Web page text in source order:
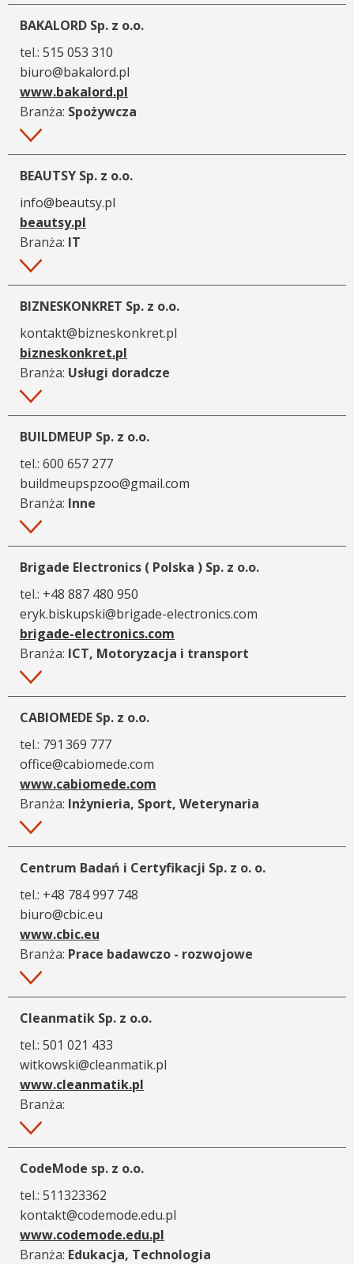
BAKALORD Sp. z o.o.
tel.: 515 053 310
biuro@bakalord.pl
www.bakalord.pl
Branża: Spożywcza
Więcej
BEAUTSY Sp. z o.o.
info@beautsy.pl
beautsy.pl
Branża: IT
Więcej
BIZNESKONKRET Sp. z o.o.
kontakt@bizneskonkret.pl
bizneskonkret.pl
Branża: Usługi doradcze
Więcej
BUILDMEUP Sp. z o.o.
tel.: 600 657 277
buildmeupspzoo@gmail.com
Branża: Inne
Więcej
Brigade Electronics ( Polska ) Sp. z o.o.
tel.: +48 887 480 950
eryk.biskupski@brigade-electronics.com
brigade-electronics.com
Branża: ICT, Motoryzacja i transport
Więcej
CABIOMEDE Sp. z o.o.
tel.: 791 369 777
office@cabiomede.com
www.cabiomede.com
Branża: Inżynieria, Sport, Weterynaria
Więcej
Centrum Badań i Certyfikacji Sp. z o. o.
tel.: +48 784 997 748
biuro@cbic.eu
www.cbic.eu
Branża: Prace badawczo - rozwojowe
Więcej
Cleanmatik Sp. z o.o.
tel.: 501 021 433
witkowski@cleanmatik.pl
www.cleanmatik.pl
Branża:
Więcej
CodeMode sp. z o.o.
tel.: 511323362
kontakt@codemode.edu.pl
www.codemode.edu.pl
Branża: Edukacja, Technologia